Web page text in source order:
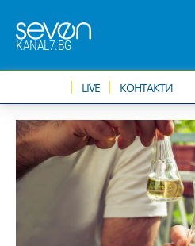
KANAL7.BG
LIVE КОНТАКТИ